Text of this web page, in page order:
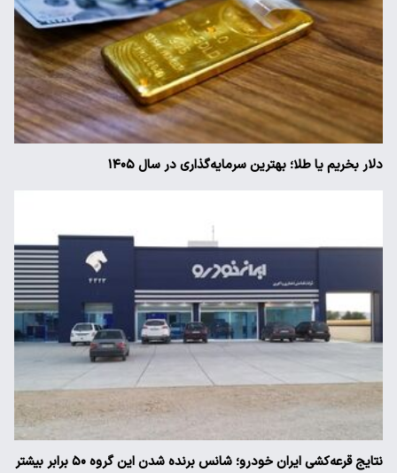
دلار بخریم یا طلا؛ بهترین سرمایه‌گذاری در سال ۱۴۰۵
نتایج قرعه‌کشی ایران خودرو؛ شانس برنده شدن این گروه ۵۰ برابر بیشتر